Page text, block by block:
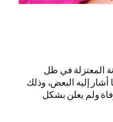
المعتزلة في ظل
إليه البعض، وذلك
ولم يعلن بشكل